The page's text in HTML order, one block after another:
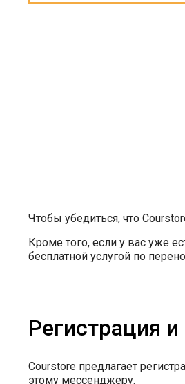
Чтобы убедиться, что
Кроме того, если у вас уже
бесплатной услугой по
Регистрация
Courstore предлагает
этому мессенджеру.